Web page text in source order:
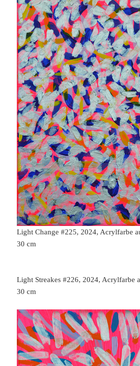
Light Change #225, 2024, Acrylfarbe
30 cm
Light Streakes #226, 2024, Acrylfarbe
30 cm